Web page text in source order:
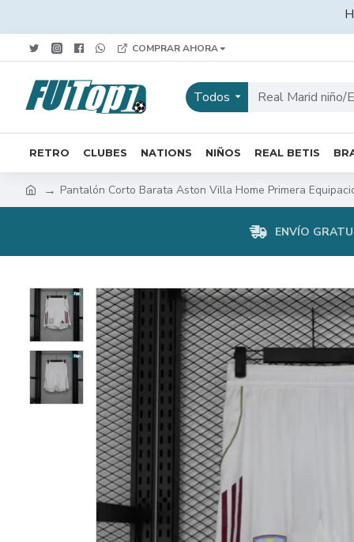
COMPRAR AHORA
Todos
RETRO CLUBES NATIONS NIÑOS REAL BETIS
Pantalón Corto Barata Aston Villa Home Primera
ENVÍO